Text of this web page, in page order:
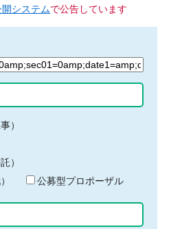
開システムで公告しています
）
）
公募型プロポーザル